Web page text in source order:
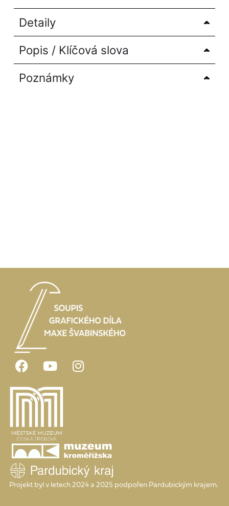
Detaily
Popis / Klíčová slova
Poznámky
Projekt byl v letech 2024 a 2025 podpořen Pardubickým krajem.